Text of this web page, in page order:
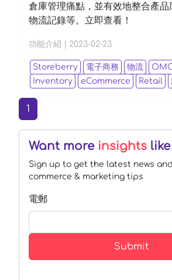
倉庫管理痛點，並有效地整合產品
物流記錄等。立即查看！
功能介紹 2023-02-23
Storeberry 電子商務 物流
Inventory
eCommerce Retail
1
Want more insights
Sign up to get the latest news
commerce & marketing tips
電郵
Submit